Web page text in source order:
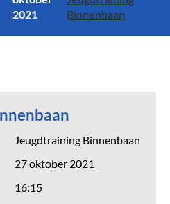
2021
Binnenbaan
Jeugdtraining Binnenbaan
27 oktober 2021
16:15